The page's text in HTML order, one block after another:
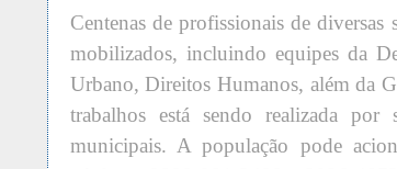
Centenas de profissionais de
mobilizados, incluindo equipes da
Urbano, Direitos Humanos, além da
trabalhos está sendo realizada por
municipais. A população pode